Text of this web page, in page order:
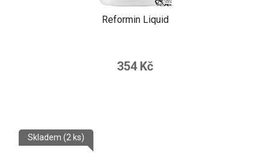
Reformin Liquid
354 Kč
Skladem (2 ks)